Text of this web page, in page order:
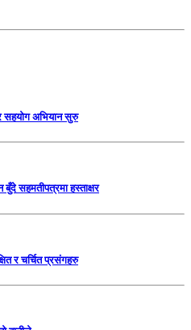
सहयोग अभियान सुरु
बुँदे सहमतीपत्रमा हस्ताक्षर
र चर्चित प्रसंगहरु